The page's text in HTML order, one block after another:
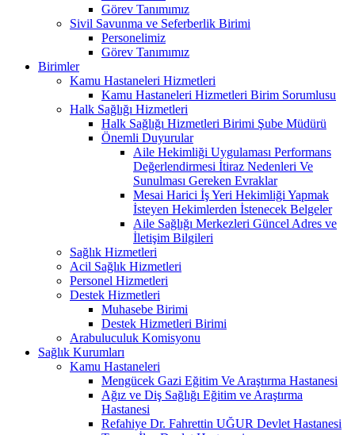
Görev Tanımımız
Sivil Savunma ve Seferberlik Birimi
Personelimiz
Görev Tanımımız
Birimler
Kamu Hastaneleri Hizmetleri
Kamu Hastaneleri Hizmetleri Birim Sorumlusu
Halk Sağlığı Hizmetleri
Halk Sağlığı Hizmetleri Birimi Şube Müdürü
Önemli Duyurular
Aile Hekimliği Uygulaması Performans
Değerlendirmesi İtiraz Nedenleri Ve
Sunulması Gereken Evraklar
Mesai Harici İş Yeri Hekimliği Yapmak
İsteyen Hekimlerden İstenecek Belgeler
Aile Sağlığı Merkezleri Güncel Adres ve
İletişim Bilgileri
Sağlık Hizmetleri
Acil Sağlık Hizmetleri
Personel Hizmetleri
Destek Hizmetleri
Muhasebe Birimi
Destek Hizmetleri Birimi
Arabuluculuk Komisyonu
Sağlık Kurumları
Kamu Hastaneleri
Mengücek Gazi Eğitim Ve Araştırma Hastanesi
Ağız ve Diş Sağlığı Eğitim ve Araştırma
Hastanesi
Refahiye Dr. Fahrettin UĞUR Devlet Hastanesi